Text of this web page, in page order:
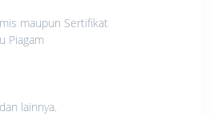
maupun Sertifikat
Piagam
lainnya.